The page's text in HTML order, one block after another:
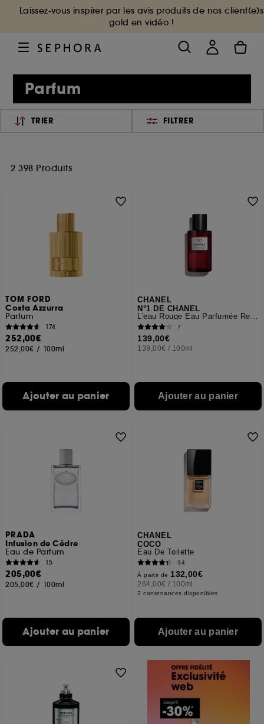
Laissez-vous inspirer par les avis produits de nos client(e)s
gold en vidéo !
Parfum
TRIER FILTRER
2 398 Produits
TOM FORD
Costa Azzurra
Parfum
174
252,00€
252,00€ / 100ml
Ajouter au panier
CHANEL
N°1 DE CHANEL
L'eau Rouge Eau Parfumée Revitalisante
7
139,00€
139,00€ / 100ml
Ajouter au panier
PRADA
Infusion de Cèdre
Eau de Parfum
15
205,00€
205,00€ / 100ml
Ajouter au panier
CHANEL
COCO
Eau De Toilette
34
À partir de 132,00€
264,00€ / 100ml
2 contenances disponibles
Ajouter au panier